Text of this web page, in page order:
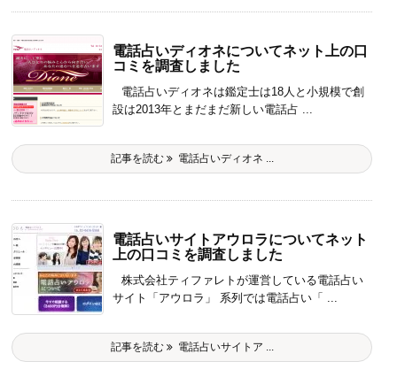
電話占いディオネについてネット上の口
コミを調査しました
電話占いディオネは鑑定士は18人と小規模で創
設は2013年とまだまだ新しい電話占 ...
記事を読む 電話占いディオネ ...
電話占いサイトアウロラについてネット
上の口コミを調査しました
株式会社ティファレトが運営している電話占い
サイト「アウロラ」 系列では電話占い「 ...
記事を読む 電話占いサイトア ...